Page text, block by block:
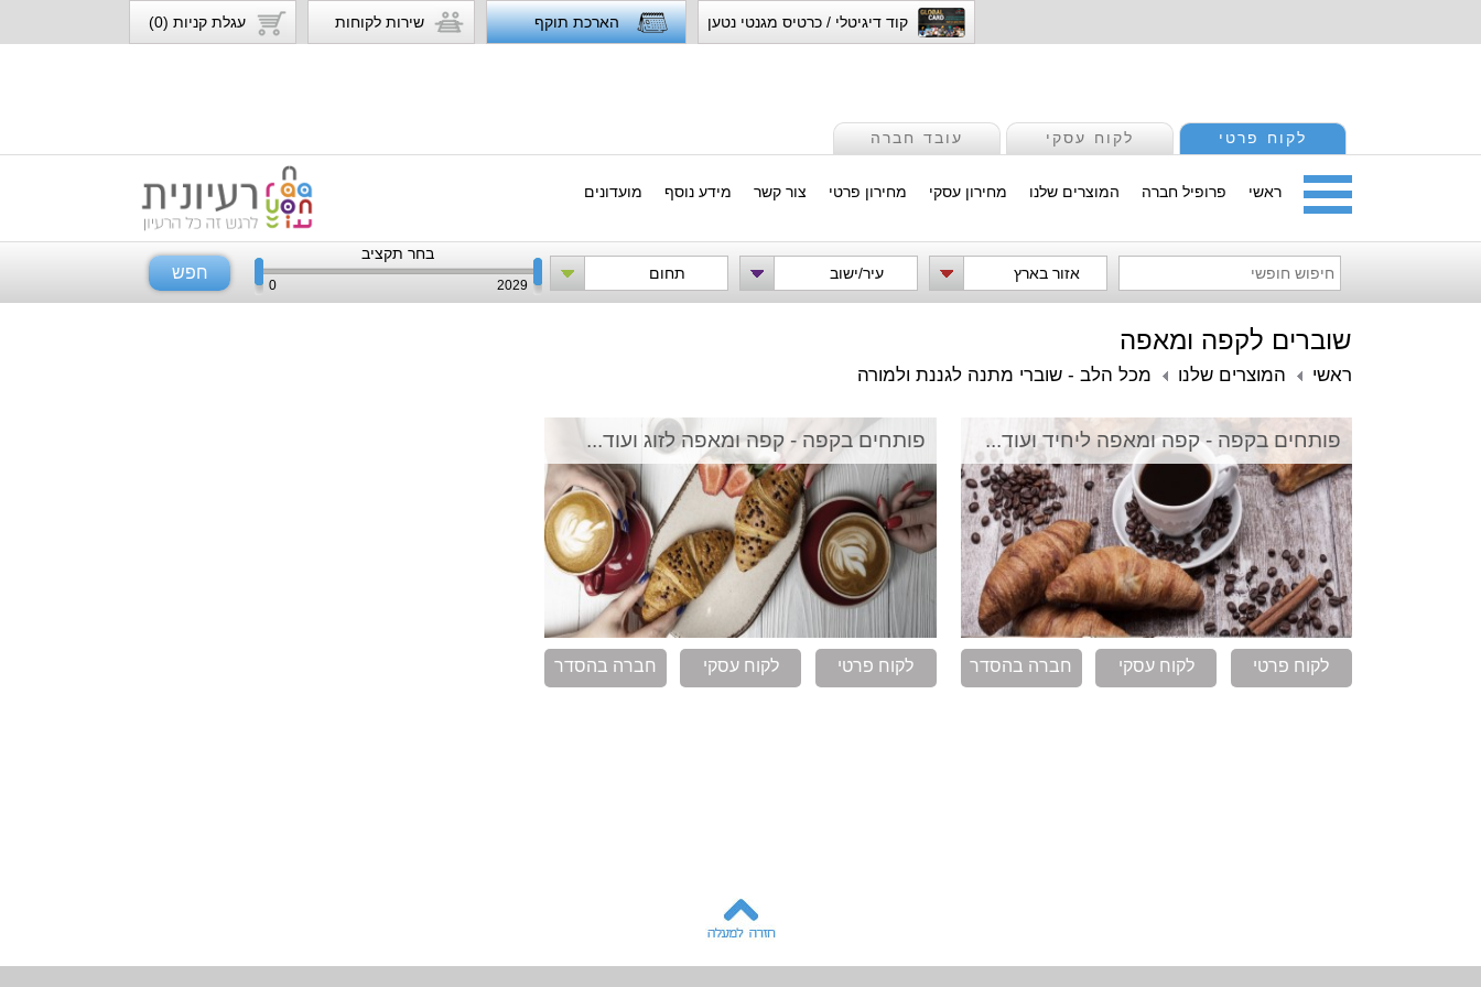
קוד דיגיטלי / כרטיס מגנטי נטען הארכת תוקף שירות לקוחות עגלת קניות (0)
לקוח פרטי לקוח עסקי עובד חברה
ראשי פרופיל חברה המוצרים שלנו מחירון עסקי מחירון פרטי צור קשר מידע נוסף מועדונים
אזור בארץ עיר/ישוב תחום
בחר תקציב
0 2029
חפש
שוברים לקפה ומאפה
ראשי המוצרים שלנו מכל הלב - שוברי מתנה לגננת ולמורה
פותחים בקפה - קפה ומאפה ליחיד ועוד...
לקוח פרטי לקוח עסקי חברה בהסדר
פותחים בקפה - קפה ומאפה לזוג ועוד...
לקוח פרטי לקוח עסקי חברה בהסדר